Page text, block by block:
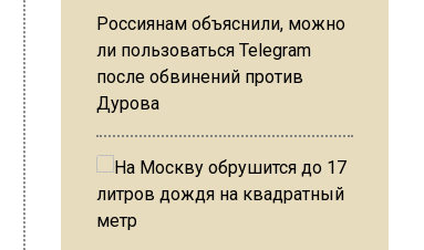
Россиянам объяснили, можно
ли пользоваться Telegram
после обвинений против
Дурова